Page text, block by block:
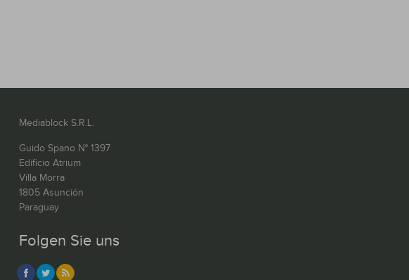
Mediablock S.R.L.
Guido Spano N° 1397
Edificio Atrium
Villa Morra
1805 Asunción
Paraguay
Folgen Sie uns